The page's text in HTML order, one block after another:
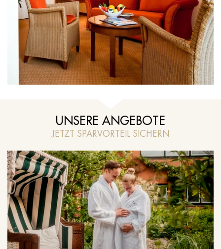
UNSERE ANGEBOTE
JETZT SPARVORTEIL SICHERN